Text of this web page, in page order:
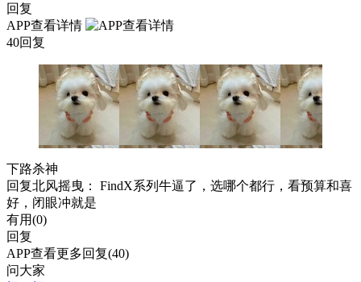
回复
APP查看详情
40回复
下路杀神
回复北风摇曳 ： FindX系列牛逼了，选哪个都行，看预算和喜
好，闭眼冲就是
有用(0)
回复
APP查看更多回复(40)
问大家